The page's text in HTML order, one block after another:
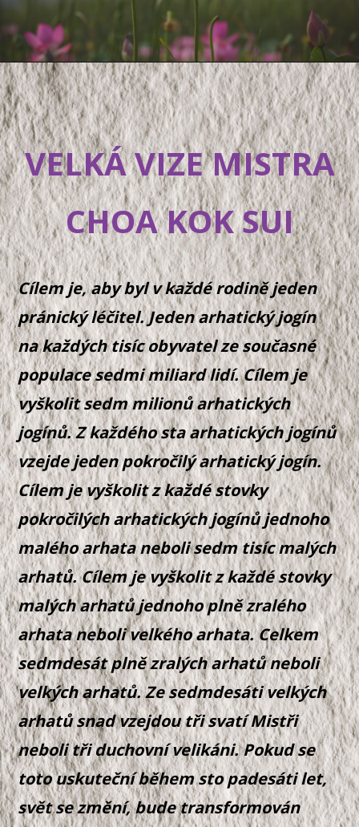
VELKÁ VIZE MISTRA
CHOA KOK SUI
Cílem je, aby byl v každé rodině jeden
pránický léčitel. Jeden arhatický jogín
na každých tisíc obyvatel ze současné
populace sedmi miliard lidí. Cílem je
vyškolit sedm milionů arhatických
jogínů. Z každého sta arhatických jogínů
vzejde jeden pokročilý arhatický jogín.
Cílem je vyškolit z každé stovky
pokročilých arhatických jogínů jednoho
malého arhata neboli sedm tisíc malých
arhatů. Cílem je vyškolit z každé stovky
malých arhatů jednoho plně zralého
arhata neboli velkého arhata. Celkem
sedmdesát plně zralých arhatů neboli
velkých arhatů. Ze sedmdesáti velkých
arhatů snad vzejdou tři svatí Mistři
neboli tři duchovní velikáni. Pokud se
toto uskuteční během sto padesáti let,
svět se změní, bude transformován